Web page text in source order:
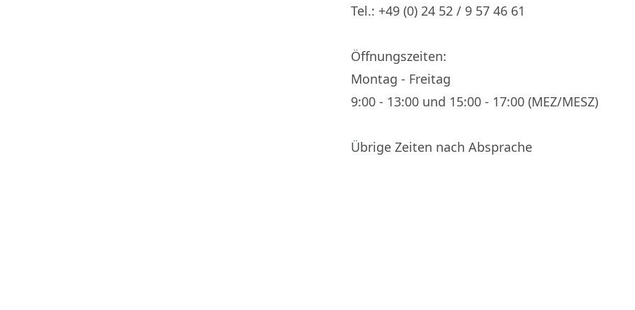
Tel.: +49 (0) 24 52 / 9 57 46 61
Öffnungszeiten:
Montag - Freitag
9:00 - 13:00 und 15:00 - 17:00 (MEZ/MESZ)
Übrige Zeiten nach Absprache